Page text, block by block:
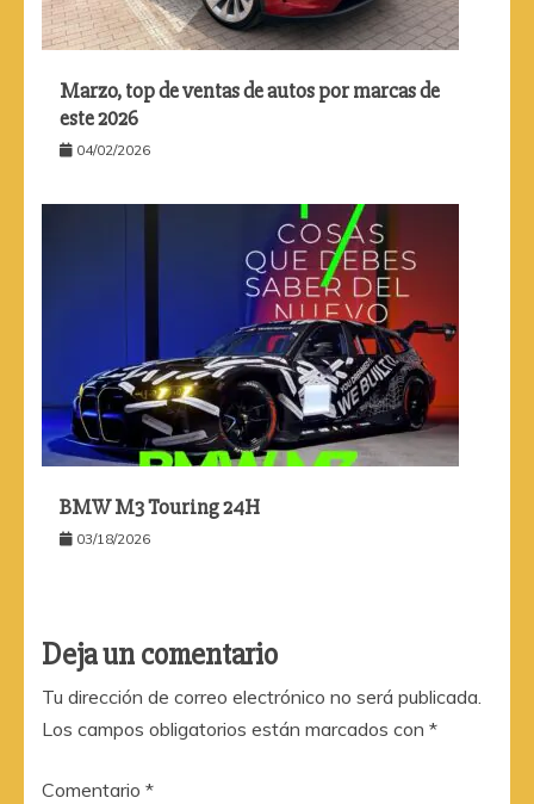
Marzo, top de ventas de autos por marcas de
este 2026
04/02/2026
BMW M3 Touring 24H
03/18/2026
Deja un comentario
Tu dirección de correo electrónico no será publicada.
Los campos obligatorios están marcados con *
Comentario *